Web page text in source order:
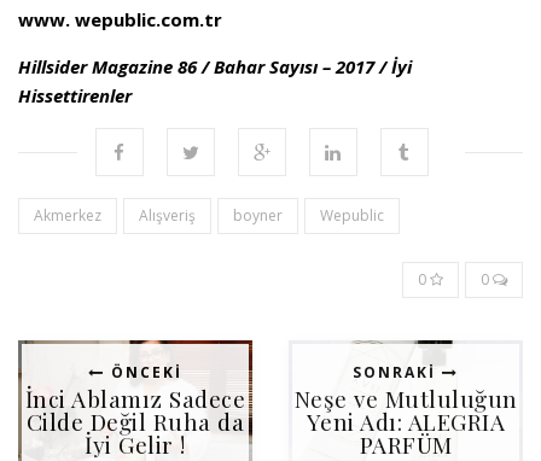
www. wepublic.com.tr
Hillsider Magazine 86 / Bahar Sayısı – 2017 / İyi
Hissettirenler
Akmerkez Alışveriş boyner Wepublic
0 0
ÖNCEKI
İnci Ablamız Sadece
Cilde Değil Ruha da
İyi Gelir !
SONRAKI
Neşe ve Mutluluğun
Yeni Adı: ALEGRIA
PARFÜM